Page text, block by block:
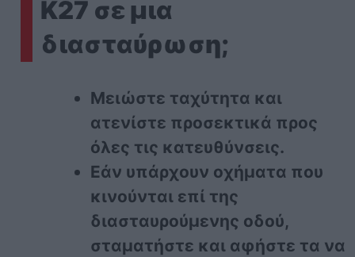
Κ27 σε μια
διασταύρωση;
Μειώστε ταχύτητα και
ατενίστε προσεκτικά προς
όλες τις κατευθύνσεις.
Εάν υπάρχουν οχήματα που
κινούνται επί της
διασταυρούμενης οδού,
σταματήστε και αφήστε τα να